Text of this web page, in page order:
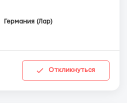
Германия (Лар)
Откликнуться